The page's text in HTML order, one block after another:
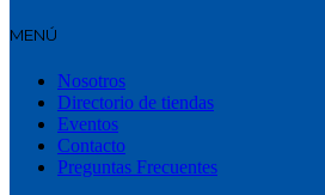
MENÚ
Nosotros
Directorio de tiendas
Eventos
Contacto
Preguntas Frecuentes